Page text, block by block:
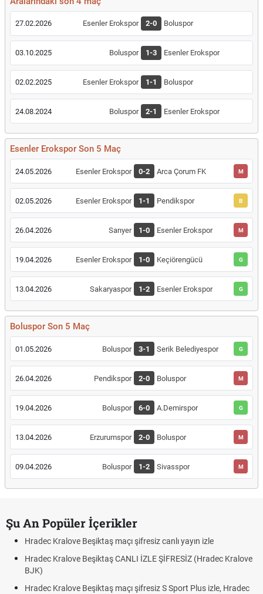
27.02.2026 Esenler Erokspor 2-0 Boluspor
03.10.2025 Boluspor 1-3 Esenler Erokspor
02.02.2025 Esenler Erokspor 1-1 Boluspor
24.08.2024 Boluspor 2-1 Esenler Erokspor
Esenler Erokspor Son 5 Maç
24.05.2026 Esenler Erokspor 0-2 Arca Çorum FK M
02.05.2026 Esenler Erokspor 1-1 Pendikspor B
26.04.2026 Sarıyer 1-0 Esenler Erokspor M
19.04.2026 Esenler Erokspor 1-0 Keçiörengücü G
13.04.2026 Sakaryaspor 1-2 Esenler Erokspor G
Boluspor Son 5 Maç
01.05.2026 Boluspor 3-1 Serik Belediyespor G
26.04.2026 Pendikspor 2-0 Boluspor M
19.04.2026 Boluspor 6-0 A.Demirspor G
13.04.2026 Erzurumspor 2-0 Boluspor M
09.04.2026 Boluspor 1-2 Sivasspor M
Şu An Popüler İçerikler
Hradec Kralove Beşiktaş maçı şifresiz canlı yayın izle
Hradec Kralove Beşiktaş CANLI İZLE ŞİFRESİZ (Hradec Kralove
BJK)
Hradec Kralove Beşiktaş maçı şifresiz S Sport Plus izle, Hradec